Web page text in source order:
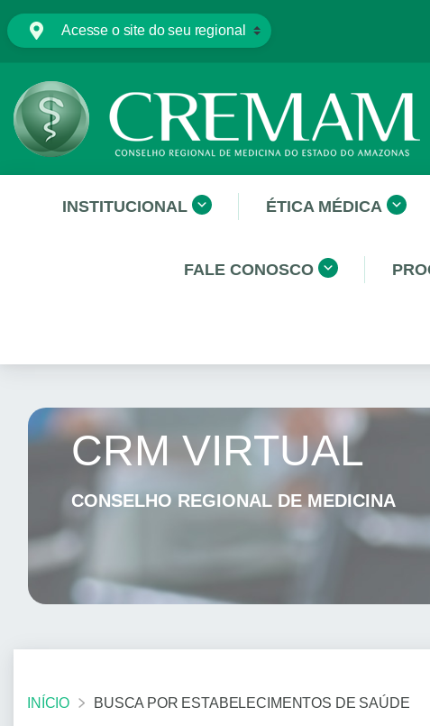
INSTITUCIONAL ÉTICA MÉDICA
FALE CONOSCO
CRM VIRTUAL
CONSELHO REGIONAL DE MEDICINA
INÍCIO BUSCA POR ESTABELECIMENTOS DE SAÚDE